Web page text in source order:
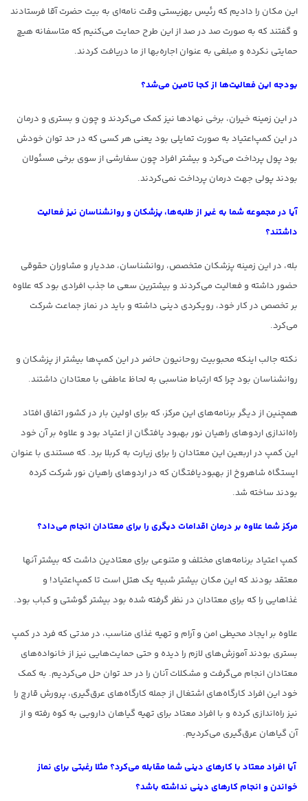
این مکان را دادیم که رئیس بهزیستی وقت نامه‌ای به بیت حضرت‌ آقا فرستادند
و گفتند که به صورت صد در صد از این طرح حمایت می‌کنیم که متاسفانه هیچ
حمایتی نکرده و مبلغی به عنوان اجاره‌بها از ما دریافت کردند.
بودجه این فعالیت‌ها از کجا تامین می‌شد؟
در این زمینه خیران، برخی‌ نهاد‌ها نیز کمک می‌کردند و چون و بستری و درمان
در این کمپ‌اعتیاد به صورت تمایلی بود یعنی هر کسی که در حد توان خودش
بود پول پرداخت می‌کرد و بیشتر افراد چون سفارشی از سوی برخی مسئولان
بودند پولی جهت درمان پرداخت نمی‌کردند.
آیا در مجموعه شما به غیر از طلبه‌ها، پزشکان و روانشناسان نیز فعالیت
داشتند؟
بله، در این زمینه پزشکان متخصص، روانشناسان، مددیار و مشاوران حقوقی
حضور داشته و فعالیت می‌کردند و بیشترین سعی ما جذب افرادی بود که علاوه
بر تخصص در کار خود، رویکردی دینی داشته و باید در نماز جماعت شرکت
می‌کرد‌.
نکته جالب اینکه محبوبیت روحانیون حاضر در این کمپ‌ها بیشتر از پزشکان و
روانشناسان بود چرا که ارتباط مناسبی به لحاظ عاطفی با معتادان داشتند.
همچنین از دیگر برنامه‌های این مرکز، که برای اولین بار در کشور اتفاق افتاد
راه‌اندازی اردوهای راهیان نور بهبود یافتگان از اعتیاد بود و علاوه بر آن خود
این کمپ در اربعین این معتادان را برای زیارت به کربلا برد. که مستندی با عنوان
ایستگاه شاهروخ از بهبودیافتگان که در اردوهای راهیان نور شرکت کرده
بودند ساخته شد.
مرکز شما علاوه بر درمان اقدامات دیگری را برای معتادان انجام می‌داد؟
کمپ اعتیاد برنامه‌های مختلف و متنوعی برای معتادین داشت که بیشتر آنها
معتقد بودند که این مکان بیشتر شبیه یک هتل است تا کمپ‌اعتیاد! و
غذاهایی را که برای معتادان در نظر گرفته شده بود بیشتر گوشتی و کباب بود.
علاوه بر ایجاد محیطی امن و آرام و تهیه غذای مناسب، در مدتی که فرد در کمپ
بستری بودند آموزش‌های لازم را دیده و حتی حمایت‌هایی نیز از خانواده‌های
معتادان انجام می‌گرفت و مشکلات آنان را در حد توان حل می‌کردیم. به کمک
خود این افراد کارگاه‌های اشتغال از جمله کارگاه‌های عرق‌گیری، پرورش قارچ را
نیز راه‌اندازی کرده و با افراد معتاد برای تهیه گیاهان دارویی به کوه رفته و از
آن گیاهان عرق‌گیری می‌کردیم.
آیا افراد معتاد با کارهای دینی شما مقابله می‌کرد؟ مثلا رغبتی برای نماز
خواندن و انجام کارهای دینی نداشته باشد؟